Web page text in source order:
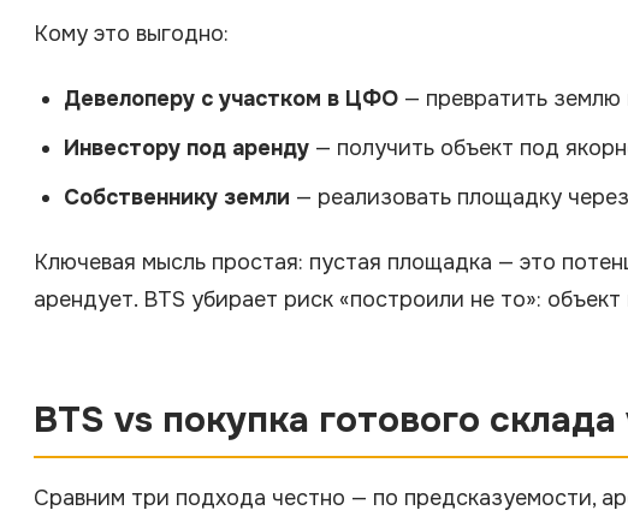
Кому это выгодно:
Девелоперу с участком в ЦФО — превратить
Инвестору под аренду — получить объект под
Собственнику земли — реализовать площадку
Ключевая мысль простая: пустая площадка — это
арендует. BTS убирает риск «построили не то»:
BTS vs покупка готового
Сравним три подхода честно — по предсказуемости,